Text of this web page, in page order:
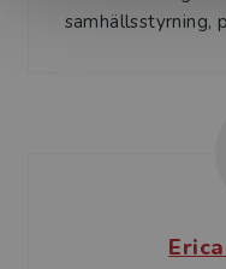
samhällsstyrning,